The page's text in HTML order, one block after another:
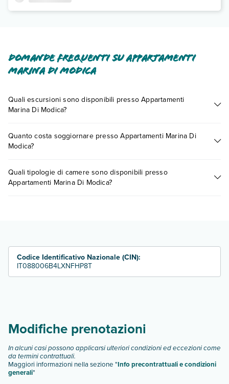
Domande frequenti su Appartamenti
Marina Di Modica
Quali escursioni sono disponibili presso Appartamenti
Marina Di Modica?
presso Appartamenti Marina Di Modica. Scoprile tutte nella
sezione dedicata
Quanto costa soggiornare presso Appartamenti Marina Di
Modica?
base a vari fattori (per es. date, condizioni dell'hotel, ecc). Per
consultare i prezzi, compila il motore di ricerca e scegli
Quali tipologie di camere sono disponibili presso
Appartamenti Marina Di Modica?
quadrilocale 6 posti letto
Scopri tutti i dettagli nel paragrafo dedicato "
descrizione".
Codice Identificativo Nazionale (CIN):
IT088006B4LXNFHP8T
Modifiche prenotazioni
In alcuni casi possono applicarsi ulteriori condizioni ed eccezioni come
da termini contrattuali.
Maggiori informazioni nella sezione "Info precontrattuali e condizioni
generali"